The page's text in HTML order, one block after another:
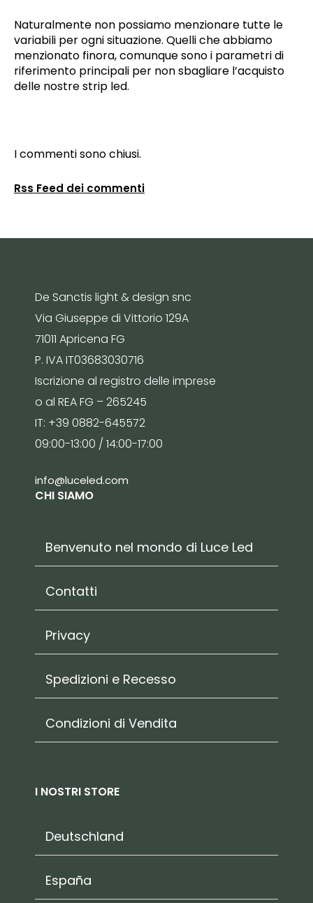
Naturalmente non possiamo menzionare tutte le
variabili per ogni situazione. Quelli che abbiamo
menzionato finora, comunque sono i parametri di
riferimento principali per non sbagliare l’acquisto
delle nostre strip led.
I commenti sono chiusi.
Rss Feed dei commenti
De Sanctis light & design snc
Via Giuseppe di Vittorio 129A
71011 Apricena FG
P. IVA IT03683030716
Iscrizione al registro delle imprese
o al REA FG – 265245
IT: +39 0882-645572
09:00-13:00 / 14:00-17:00
info@luceled.com
CHI SIAMO
Benvenuto nel mondo di Luce Led
Contatti
Privacy
Spedizioni e Recesso
Condizioni di Vendita
I NOSTRI STORE
Deutschland
España